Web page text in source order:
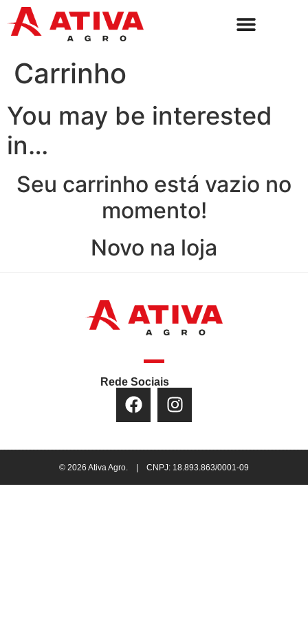
Carrinho
You may be interested
in…
Seu carrinho está vazio no
momento!
Novo na loja
Rede Sociais
© 2026 Ativa Agro. | CNPJ: 18.893.863/0001-09